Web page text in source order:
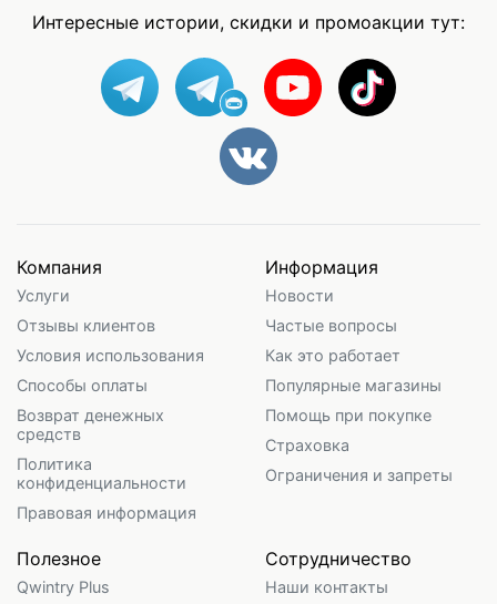
Интересные истории, скидки и промоакции тут:
Компания
Услуги
Отзывы клиентов
Условия использования
Способы оплаты
Возврат денежных
средств
Политика
конфиденциальности
Правовая информация
Информация
Новости
Частые вопросы
Как это работает
Популярные магазины
Помощь при покупке
Страховка
Ограничения и запреты
Полезное
Qwintry Plus
Сотрудничество
Наши контакты